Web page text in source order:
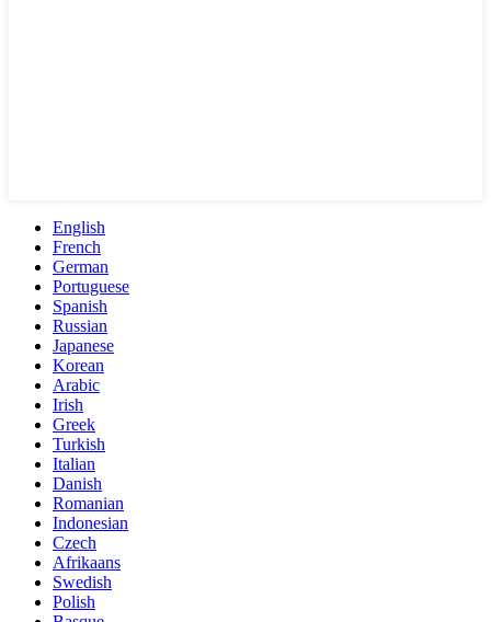
English
French
German
Portuguese
Spanish
Russian
Japanese
Korean
Arabic
Irish
Greek
Turkish
Italian
Danish
Romanian
Indonesian
Czech
Afrikaans
Swedish
Polish